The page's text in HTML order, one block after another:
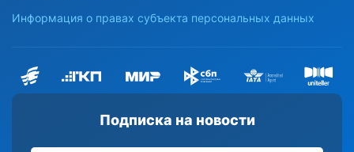
Подписка на новости
Информация о правах субъекта персональных данных